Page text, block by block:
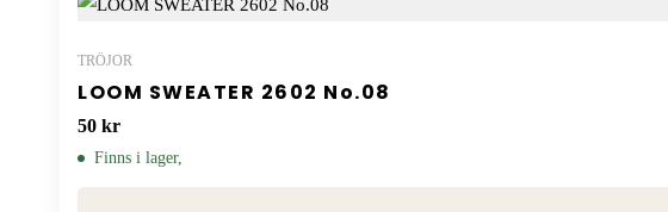
TRÖJOR
LOOM SWEATER 2602 No.08
50 kr
Finns i lager,